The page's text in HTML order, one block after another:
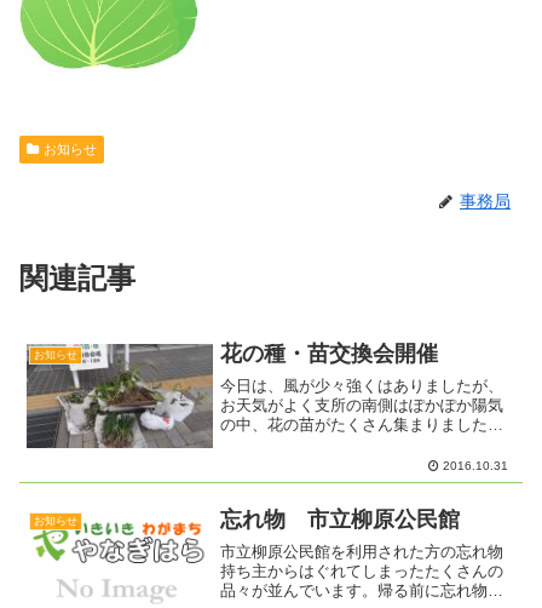
お知らせ
事務局
関連記事
お知らせ 花の種・苗交換会開催
今日は、風が少々強くはありましたが、
お天気がよく支所の南側はぽかぽか陽気
の中、花の苗がたくさん集まりました。
が、早速情報交換をしていました。春と
秋の交換会、次回は来年の５月中旬を予
2016.10.31
お知らせ 忘れ物 市立柳原公民館
市立柳原公民館を利用された方の忘れ物
持ち主からはぐれてしまったたくさんの
品々が並んでいます。帰る前に忘れ物が